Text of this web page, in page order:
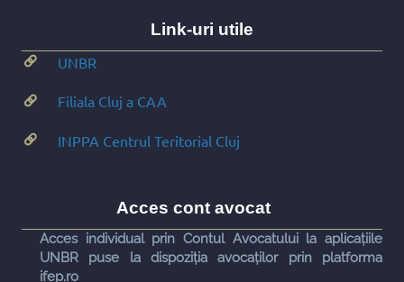
Link-uri utile
UNBR
Filiala Cluj a CAA
INPPA Centrul Teritorial Cluj
Acces cont avocat
Acces individual prin Contul Avocatului la aplicațiile
UNBR puse la dispoziția avocaților prin platforma
ifep.ro